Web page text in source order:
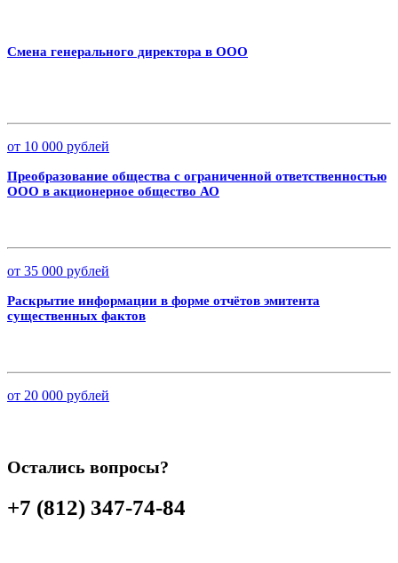
Смена генерального директора в ООО
от 10 000 рублей
Преобразование общества с ограниченной ответственностью
ООО в акционерное общество АО
от 35 000 рублей
Раскрытие информации в форме отчётов эмитента
существенных фактов
от 20 000 рублей
Остались вопросы?
+7 (812) 347-74-84